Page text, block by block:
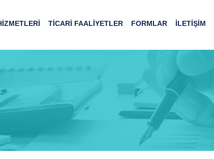
TİCARİ FAALİYETLER FORMLAR İLETİŞİM